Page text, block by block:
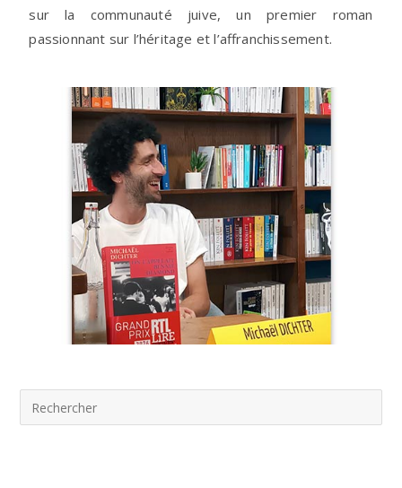
sur la communauté juive, un premier roman
passionnant sur l’héritage et l’affranchissement.